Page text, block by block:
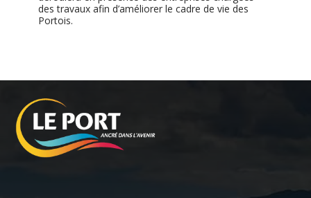
des travaux afin d’améliorer le cadre de vie des
Portois.